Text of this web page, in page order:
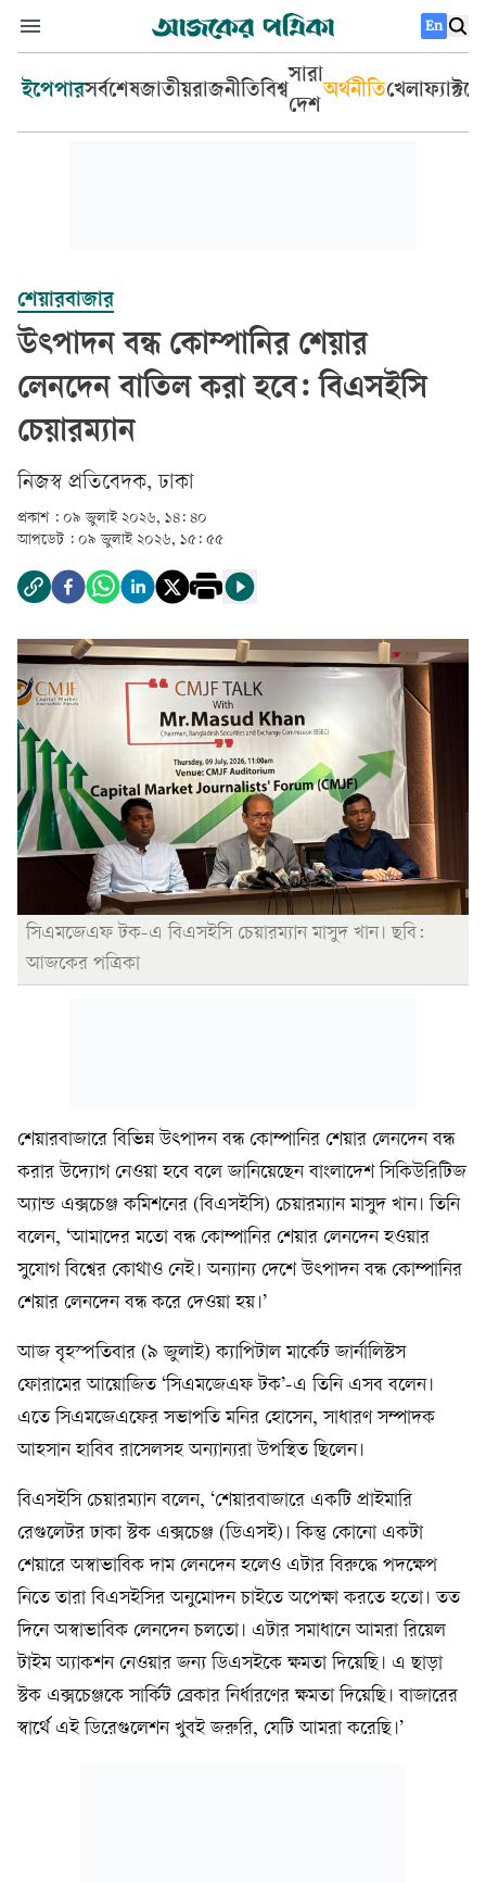
En
ইপেপারসর্বশেষজাতীয়রাজনীতিবিশ্ব
সারা
দেশ
অর্থনীতিখেলা
শেয়ারবাজার
উৎপাদন বন্ধ কোম্পানির শেয়ার
লেনদেন বাতিল করা হবে: বিএসইসি
চেয়ারম্যান
‎নিজস্ব প্রতিবেদক, ঢাকা‎
প্রকাশ : ০৯ জুলাই ২০২৬, ১৪: ৪০
আপডেট : ০৯ জুলাই ২০২৬, ১৫: ৫৫
সিএমজেএফ টক-এ বিএসইসি চেয়ারম্যান মাসুদ খান। ছবি:
আজকের পত্রিকা
শেয়ারবাজারে বিভিন্ন উৎপাদন বন্ধ কোম্পানির শেয়ার লেনদেন বন্ধ
করার উদ্যোগ নেওয়া হবে বলে জানিয়েছেন বাংলাদেশ সিকিউরিটিজ
অ্যান্ড এক্সচেঞ্জ কমিশনের (বিএসইসি) চেয়ারম্যান মাসুদ খান। তিনি
বলেন, ‘আমাদের মতো বন্ধ কোম্পানির শেয়ার লেনদেন হওয়ার
সুযোগ বিশ্বের কোথাও নেই। অন্যান্য দেশে উৎপাদন বন্ধ কোম্পানির
শেয়ার লেনদেন বন্ধ করে দেওয়া হয়।’
আজ বৃহস্পতিবার (৯ জুলাই) ক্যাপিটাল মার্কেট জার্নালিস্টস
ফোরামের আয়োজিত ‘সিএমজেএফ টক’-এ তিনি এসব বলেন।
এতে সিএমজেএফের সভাপতি মনির হোসেন, সাধারণ সম্পাদক
আহসান হাবিব রাসেলসহ অন্যান্যরা উপস্থিত ছিলেন।
বিএসইসি চেয়ারম্যান বলেন, ‘শেয়ারবাজারে একটি প্রাইমারি
রেগুলেটর ঢাকা স্টক এক্সচেঞ্জ (ডিএসই)। কিন্তু কোনো একটা
শেয়ারে অস্বাভাবিক দাম লেনদেন হলেও এটার বিরুদ্ধে পদক্ষেপ
নিতে তারা বিএসইসির অনুমোদন চাইতে অপেক্ষা করতে হতো। তত
দিনে অস্বাভাবিক লেনদেন চলতো। এটার সমাধানে আমরা রিয়েল
টাইম অ্যাকশন নেওয়ার জন্য ডিএসইকে ক্ষমতা দিয়েছি। এ ছাড়া
স্টক এক্সচেঞ্জকে সার্কিট ব্রেকার নির্ধারণের ক্ষমতা দিয়েছি। বাজারের
স্বার্থে এই ডিরেগুলেশন খুবই জরুরি, যেটি আমরা করেছি।’